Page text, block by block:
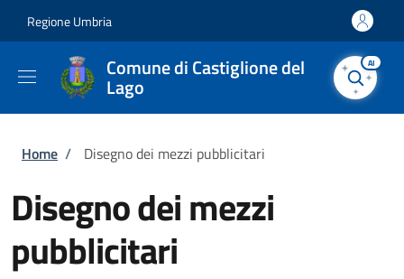
Regione Umbria
Comune di Castiglione del
Lago
AI
Briciole di pane
Home / Disegno dei mezzi pubblicitari
Disegno dei mezzi
pubblicitari